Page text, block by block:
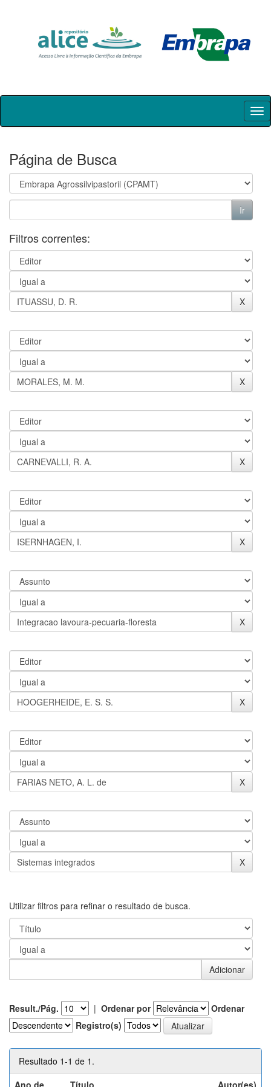
Skip
Página de Busca
Filtros correntes:
Utilizar filtros para refinar o resultado de busca.
Result./Pág. | Ordenar por
Ordenar
Registro(s)
Resultado 1-1 de 1.
Ano de
Título Autor(es)